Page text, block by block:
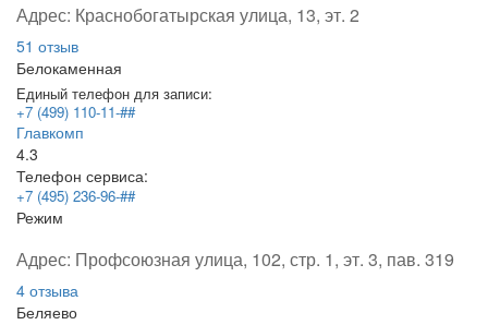
Адрес: Краснобогатырская улица, 13, эт. 2
51 отзыв
Белокаменная
Единый телефон для записи:
+7 (499) 110-11-##
Главкомп
4.3
Телефон сервиса:
+7 (495) 236-96-##
Режим
Адрес: Профсоюзная улица, 102, стр. 1, эт. 3, пав. 319
4 отзыва
Беляево